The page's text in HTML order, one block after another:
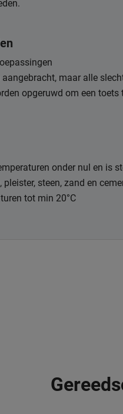
maar alle
opgeruwd om een toets
onder nul en is
steen, zand en
tot min 20°C